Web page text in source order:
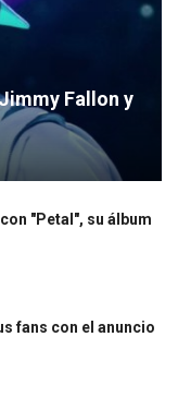
Fallon y
"Petal", su álbum
fans con el anuncio